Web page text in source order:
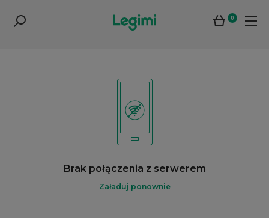
0
Brak połączenia z serwerem
Załaduj ponownie